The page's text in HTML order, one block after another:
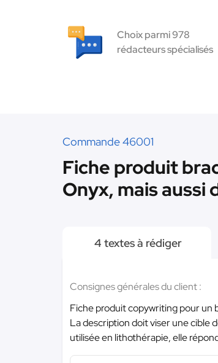
Choix parmi 978
rédacteurs spécialisés
Commande 46001
Fiche produit
Onyx, mais
4 textes à rédiger
Consignes générales du client :
Fiche produit copywriting pour un
La description doit viser une cible
utilisée en lithothérapie, elle